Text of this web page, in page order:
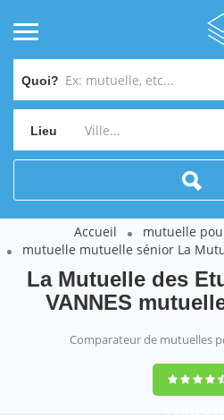
Quoi?
Lieu
Accueil
mutuelle
mutuelle mutuelle sénior La
La Mutuelle des
VANNES
Comparateur de mutuelles
9,2(100%)